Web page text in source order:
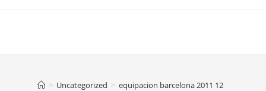
> Uncategorized > equipacion barcelona 2011 12